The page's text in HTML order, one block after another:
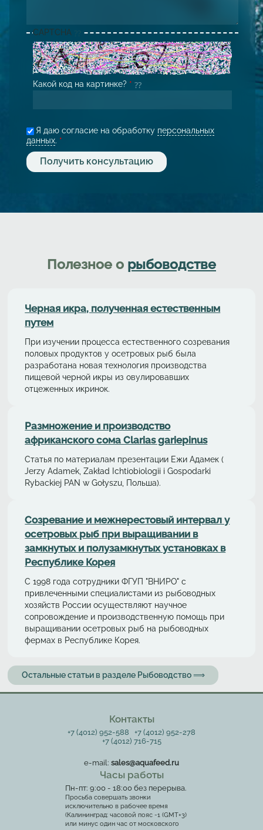
CAPTCHA
Какой код на картинке? *
Я даю согласие на обработку персональных
данных. *
Полезное о рыбоводстве
Черная икра, полученная естественным
путем
При изучении процесса естественного созревания
половых продуктов у осетровых рыб была
разработана новая технология производства
пищевой черной икры из овулировавших
отцеженных икринок.
Размножение и производство
африканского сома Clarias gariepinus
Статья по материалам презентации Ежи Адамек (
Jerzy Adamek, Zakład Ichtiobiologii i Gospodarki
Rybackiej PAN w Gołyszu, Польша).
Cозревание и межнерестовый интервал у
осетровых рыб при выращивании в
замкнутых и полузамкнутых установках в
Республике Корея
С 1998 года сотрудники ФГУП "ВНИРО" с
привлеченными специалистами из рыбоводных
хозяйств России осуществляют научное
сопровождение и производственную помощь при
выращивании осетровых рыб на рыбоводных
фермах в Республике Корея.
Остальные статьи в разделе Рыбоводство ⟹
Контакты
+7 (4012) 952-588
+7 (4012) 952-278
+7 (4012) 716-715
e-mail: sales@aquafeed.ru
Часы работы
Пн-пт: 9:00 - 18:00 без перерыва.
Просьба совершать звонки
исключительно в рабочее время
(Калининград: часовой пояс -1 (GMT+3)
или минус один час от московского